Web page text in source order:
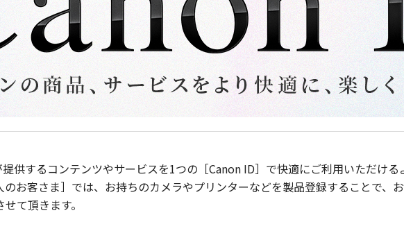
供するコンテンツやサービスを1つの［Canon ID］で快適にご利用いただける
お客さま］では、お持ちのカメラやプリンターなどを製品登録することで、
て頂きます。